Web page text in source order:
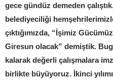
gece gündüz demeden
belediyeciliği
çıktığımızda, “İşimiz
Giresun olacak” demiştik.
kalarak değerli çalışmalara
birlikte büyüyoruz. İkinci